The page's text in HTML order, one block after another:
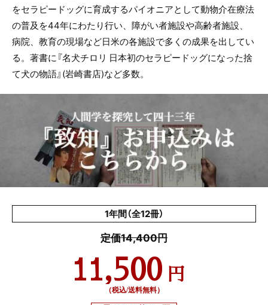
をセラピードッグに育成するパイオニアとして動物介在療法
の普及を44年にわたり行い、障がい者施設や高齢者施設、
病院、教育の現場など日米の各施設で多くの成果を出してい
る。著書に『名犬チロリ 日本初のセラピードッグになった捨
て犬の物語』(岩崎書店)など多数。
1年間（全12冊）
定価14,400円
11,500 円
（税込/送料無料）